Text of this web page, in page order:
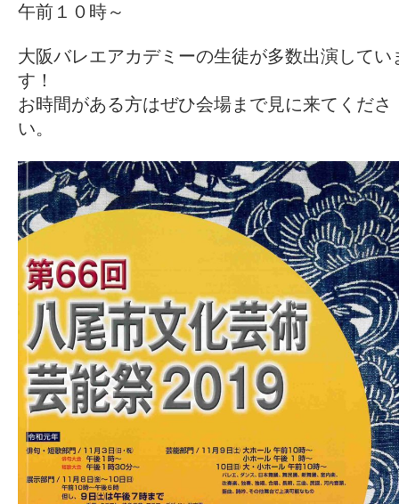
午前１０時～
大阪バレエアカデミーの生徒が多数出演してい
す！
お時間がある方はぜひ会場まで見に来てくださ
い。